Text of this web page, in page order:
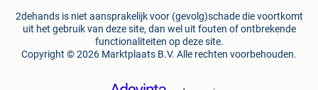
2dehands is niet aansprakelijk voor (gevolg)schade die voortkomt
uit het gebruik van deze site, dan wel uit fouten of ontbrekende
functionaliteiten op deze site.
Copyright © 2026 Marktplaats B.V. Alle rechten voorbehouden.